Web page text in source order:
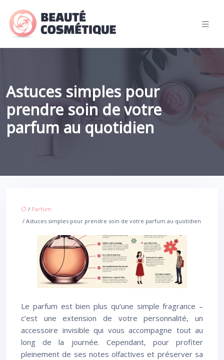
Astuces simples pour
prendre soin de votre
parfum au quotidien
/ Parfum
/ Astuces simples pour prendre soin de votre parfum au quotidien
Le parfum est bien plus qu’une simple fragrance –
c’est une extension de votre personnalité, un
accessoire invisible qui vous accompagne tout au
long de la journée. Cependant, pour profiter
pleinement de ses notes olfactives et préserver sa